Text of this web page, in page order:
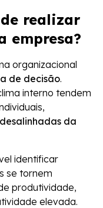
realizar
empresa?
organizacional
de decisão.
interno tendem
da
identificar
se tornem
produtividade,
elevada.